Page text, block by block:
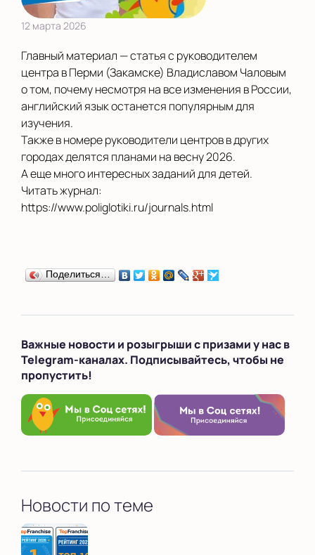
12 марта 2026
Главный материал — статья с руководителем
центра в Перми (Закамске) Владиславом Чаловым
о том, почему несмотря на все изменения в России,
английский язык останется популярным для
изучения.
Также в номере руководители центров в других
городах делятся планами на весну 2026.
А еще много интересных заданий для детей.
Читать журнал:
https://www.poliglotiki.ru/journals.html
Поделиться…
Важные новости и розыгрыши с призами у нас в
Telegram-каналах. Подписывайтесь, чтобы не
пропустить!
Новости по теме